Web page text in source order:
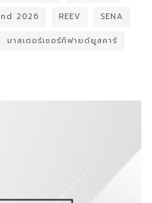
2026 REEV
SENA
มาสเตอร์เซอร์ทิฟายด์ยูสคาร์